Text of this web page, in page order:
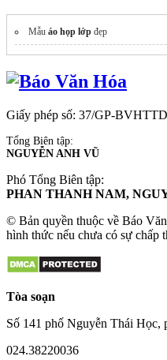
Mẫu áo họp lớp đẹp
Giấy phép số: 37/GP-
Tổng Biên tập:
NGUYỄN ANH VŨ
Phó Tổng Biên tập:
PHAN THANH NAM,
© Bản quyền thuộc về Báo
hình thức nếu chưa có sự chấp
Tòa soạn
Số 141 phố Nguyễn Thái
024.38220036